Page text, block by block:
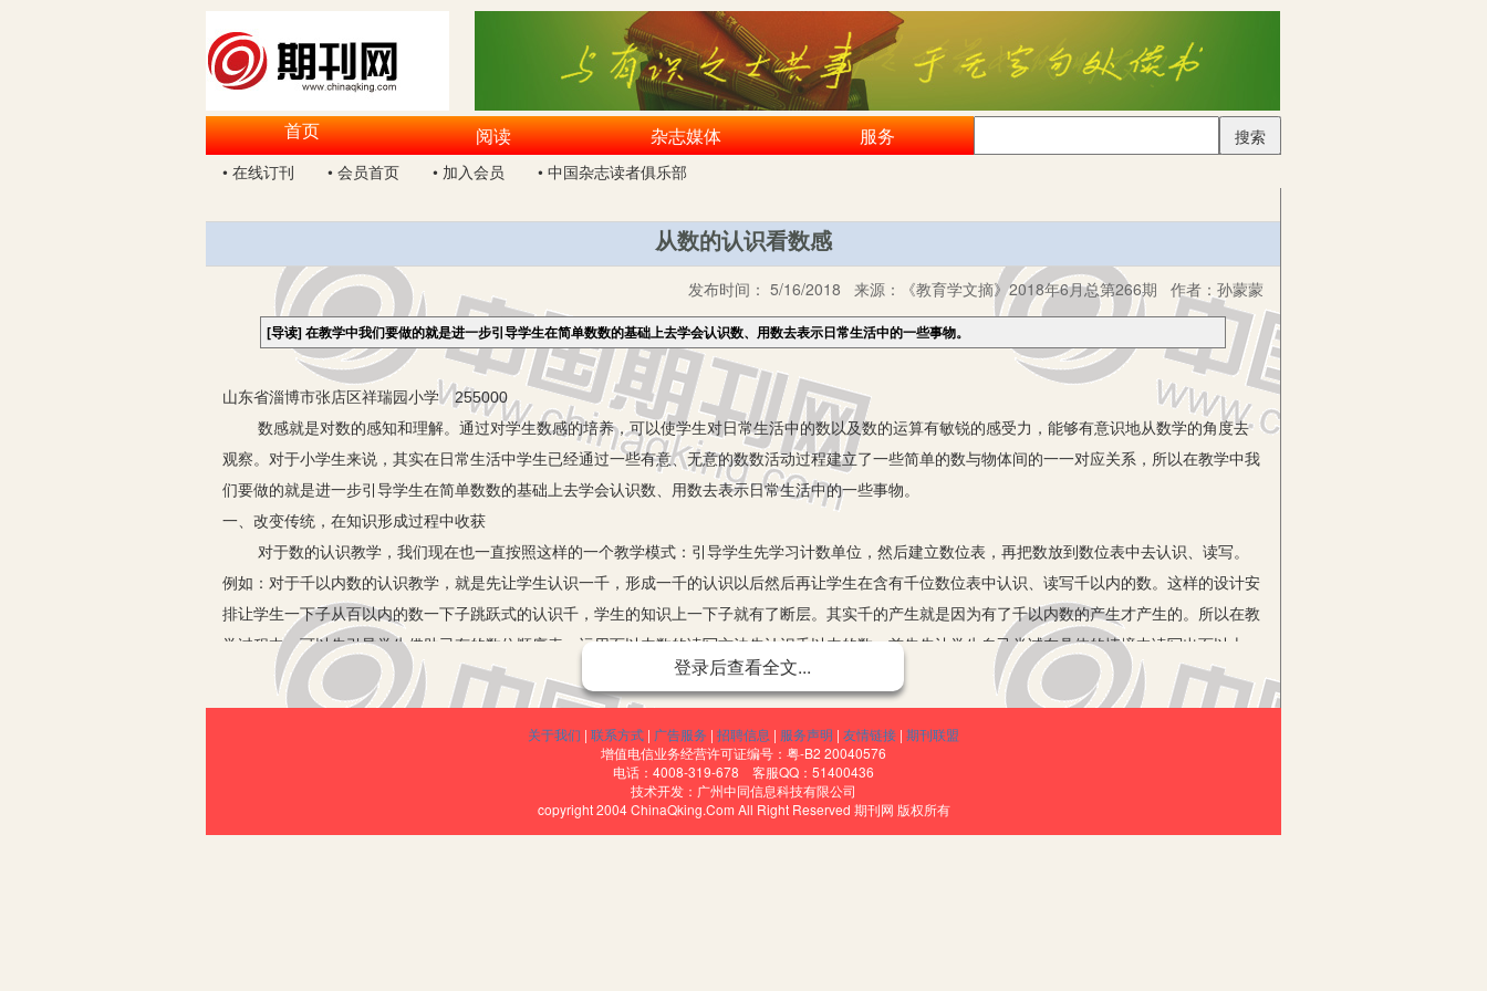
首页 阅读 杂志媒体 服务
搜索
• 在线订刊
• 会员首页 • 加入会员 • 中国杂志读者俱乐部
从数的认识看数感
发布时间： 5/16/2018 来源： 《教育学文摘》2018年6月总第266期 作者： 孙蒙蒙
[导读]在教学中我们要做的就是进一步引导学生在简单数数的基础上去学会认识数、用数去表示日常生活中的一些事物。
山东省淄博市张店区祥瑞园小学 255000
数感就是对数的感知和理解。通过对学生数感的培养，可以使学生对日常生活中的数以及数的运算有敏锐的感受力，能够有意识地从数学的角度去
观察。对于小学生来说，其实在日常生活中学生已经通过一些有意、无意的数数活动过程建立了一些简单的数与物体间的一一对应关系，所以在教学中我
们要做的就是进一步引导学生在简单数数的基础上去学会认识数、用数去表示日常生活中的一些事物。
一、改变传统，在知识形成过程中收获
对于数的认识教学，我们现在也一直按照这样的一个教学模式：引导学生先学习计数单位，然后建立数位表，再把数放到数位表中去认识、读写。
例如：对于千以内数的认识教学，就是先让学生认识一千，形成一千的认识以后然后再让学生在含有千位数位表中认识、读写千以内的数。这样的设计安
排让学生一下子从百以内的数一下子跳跃式的认识千，学生的知识上一下子就有了断层。其实千的产生就是因为有了千以内数的产生才产生的。所以在教
学过程中，可以先引导学生借助已有的数位顺序表，运用百以内数的读写方法先认识千以内的数：首先先让学生自己尝试在具体的情境中读写出百以上、
千以下的数，同时说出这些数的组成。当999后，学生会自然产生疑问：如果再增加1那会是多少？好像已有的计数单位已经不能容纳这个数，学生就会
产生建立更大数位的需求，这样的过程学生就可以经历新的数位产生的过程，同样的他也可以利用十进制的这种方法产生更大的计数单位。这样不仅教会
了学生新的知识，更进一步教会了学生怎样去学习，一举两得。
数的认识教学，建立学生的基本数感是重中之重。所以在教学过程中，要先帮助学生对抽象的成千上万的数建立感性的认识和理解它们的现实意
登录后查看全文...
关于我们 | 联系方式 | 广告服务 | 招聘信息 | 服务声明 | 友情链接 | 期刊联盟
增值电信业务经营许可证编号：粤-B2 20040576
电话：4008-319-678 客服QQ：51400436
技术开发：广州中同信息科技有限公司
copyright 2004 ChinaQking.Com All Right Reserved 期刊网 版权所有